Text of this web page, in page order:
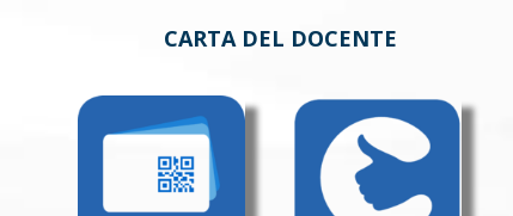
CARTA DEL DOCENTE